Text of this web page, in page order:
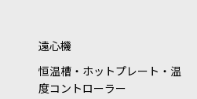
遠心機
恒温槽・ホットプレート・温
度コントローラー